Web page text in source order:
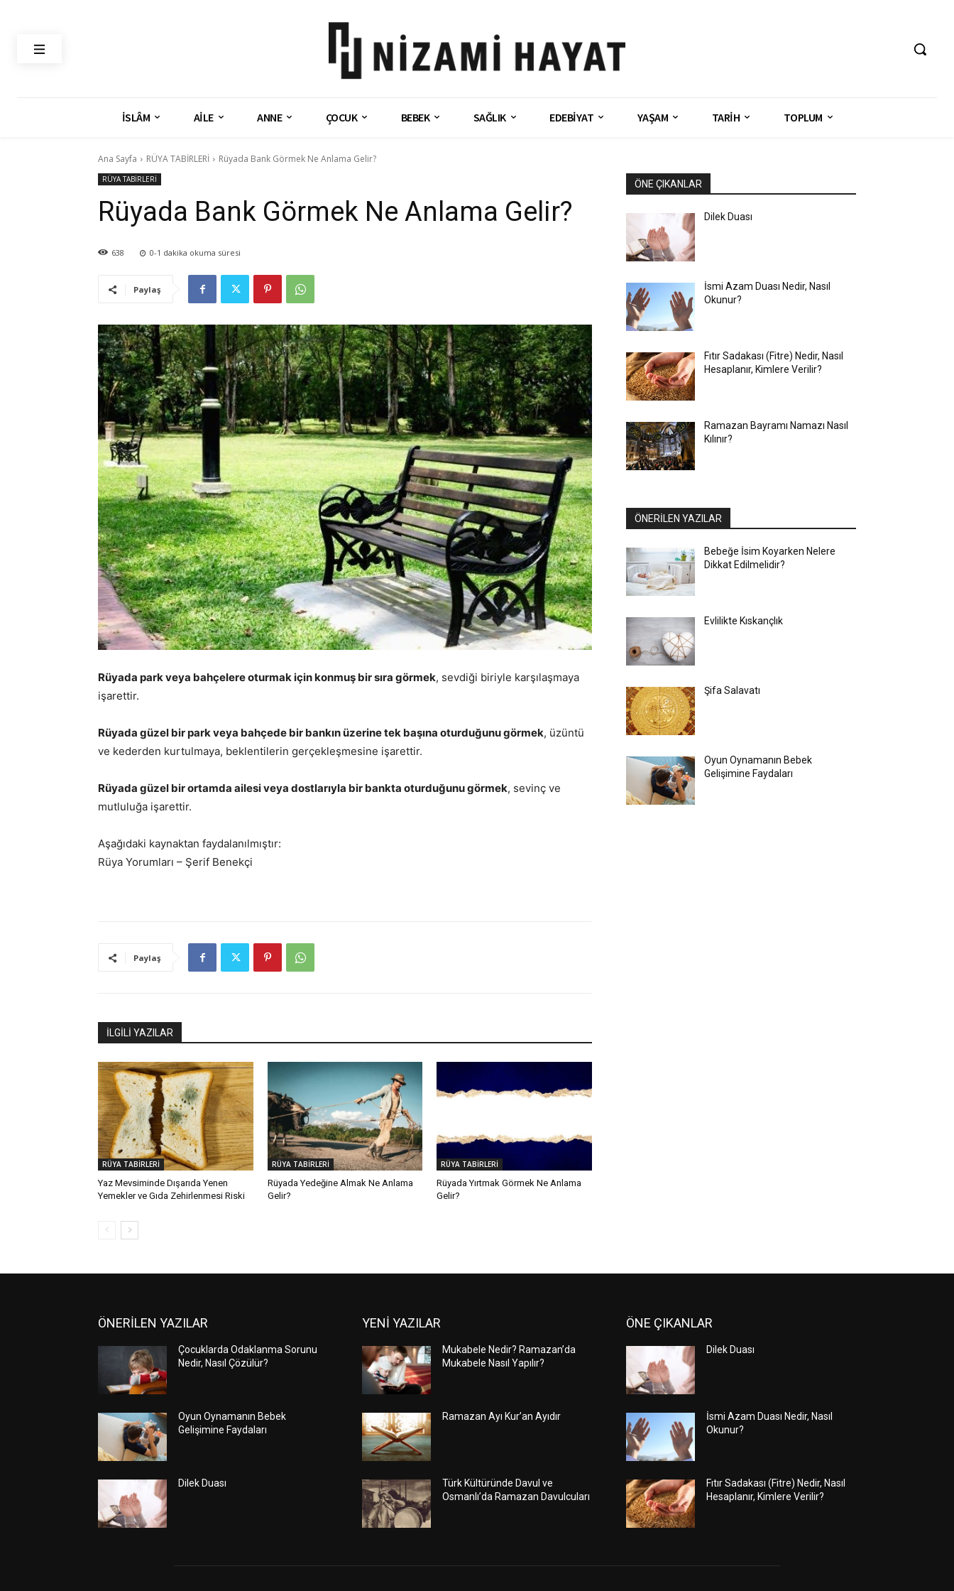
İSLÂM AİLE ANNE ÇOCUK BEBEK SAĞLIK EDEBİYAT YAŞAM TARİH TOPLUM
Ana Sayfa RÜYA TABİRLERİ Rüyada Bank Görmek Ne Anlama Gelir?
RÜYA TABİRLERİ
Rüyada Bank Görmek Ne Anlama Gelir?
638 0-1 dakika okuma süresi
Paylaş
Rüyada park veya bahçelere oturmak için konmuş bir sıra görmek, sevdiği biriyle karşılaşmaya
işarettir.
Rüyada güzel bir park veya bahçede bir bankın üzerine tek başına oturduğunu görmek, üzüntü
ve kederden kurtulmaya, beklentilerin gerçekleşmesine işarettir.
Rüyada güzel bir ortamda ailesi veya dostlarıyla bir bankta oturduğunu görmek, sevinç ve
mutluluğa işarettir.
Aşağıdaki kaynaktan faydalanılmıştır:
Rüya Yorumları – Şerif Benekçi
Paylaş
İLGİLİ YAZILAR
RÜYA TABİRLERİ
Yaz Mevsiminde Dışarıda Yenen
Yemekler ve Gıda Zehirlenmesi Riski
RÜYA TABİRLERİ
Rüyada Yedeğine Almak Ne Anlama
Gelir?
RÜYA TABİRLERİ
Rüyada Yırtmak Görmek Ne Anlama
Gelir?
ÖNE ÇIKANLAR
Dilek Duası
İsmi Azam Duası Nedir, Nasıl
Okunur?
Fıtır Sadakası (Fitre) Nedir, Nasıl
Hesaplanır, Kimlere Verilir?
Ramazan Bayramı Namazı Nasıl
Kılınır?
ÖNERİLEN YAZILAR
Bebeğe İsim Koyarken Nelere
Dikkat Edilmelidir?
Evlilikte Kıskançlık
Şifa Salavatı
Oyun Oynamanın Bebek
Gelişimine Faydaları
ÖNERİLEN YAZILAR
Çocuklarda Odaklanma Sorunu
Nedir, Nasıl Çözülür?
Oyun Oynamanın Bebek
Gelişimine Faydaları
Dilek Duası
YENİ YAZILAR
Mukabele Nedir? Ramazan’da
Mukabele Nasıl Yapılır?
Ramazan Ayı Kur’an Ayıdır
Türk Kültüründe Davul ve
Osmanlı’da Ramazan Davulcuları
ÖNE ÇIKANLAR
Dilek Duası
İsmi Azam Duası Nedir, Nasıl
Okunur?
Fıtır Sadakası (Fitre) Nedir, Nasıl
Hesaplanır, Kimlere Verilir?